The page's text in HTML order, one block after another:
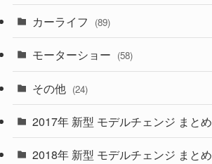
(6)
(9)
(4)
(27)
(26)
(33)
カーライフ (89)
モーターショー (58)
その他 (24)
2017年 新型 モデルチェンジ まとめ
2018年 新型 モデルチェンジ まとめ